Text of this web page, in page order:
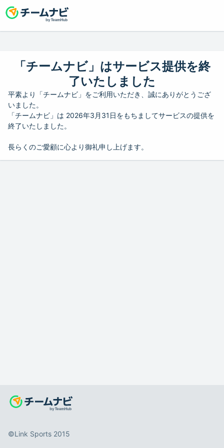
「チームナビ」はサービス提供を終
了いたしました
平素より「チームナビ」をご利用いただき、誠にありがとうござ
いました。
「チームナビ」は 2026年3月31日をもちましてサービスの提供を
終了いたしました。
長らくのご愛顧に心より御礼申し上げます。
©️Link Sports 2015